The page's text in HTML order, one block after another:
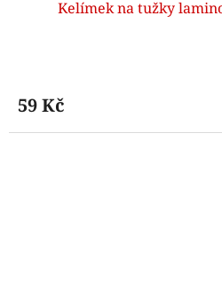
Kelímek na tužky
59 Kč